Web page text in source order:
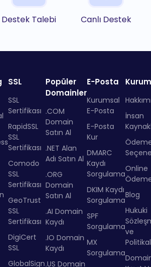
Destek Talebi Canlı Destek
SSL
SSL
Sertifikası
RapidSSL
SSL
Sertifikası
Comodo
SSL
Sertifikası
GeoTrust
SSL
Sertifikası
DigiCert
SSL
GlobalSign
Popüler
Domainler
.COM
Domain
Satın Al
.NET Alan
Adı Satın Al
.ORG
Domain
Satın Al
.AI Domain
Kaydı
.IO Domain
Kaydı
.US Domain
E-Posta
Kurumsal
E-Posta
E-Posta
Kur
DMARC
Kaydı
Sorgulama
DKIM Kaydı
Sorgulama
SPF
Sorgulama
MX
Sorgulama
İnsan
Online
Blog
Hukuki
ve